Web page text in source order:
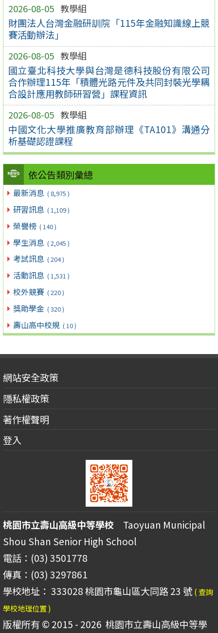
2026-08-05 教學組
財團法人台灣金融研訓院「115年金融知識線上競
賽活動辦法」
2026-08-05 教學組
國立臺北科技大學與台灣是德科技股份有限公司
合作辦理115年「積體光路元件及共同封裝光學耦
合設計應用教師研習營」課程資訊
2026-08-05 教學組
中國文化大學推廣教育部辦理《TA101》溝通分
析基礎認證課程
依公告類別彙總
最新消息 ( 8,975 )
研習訊息 ( 1,109 )
榮譽榜 ( 140 )
學生消息 ( 2,045 )
考試訊息 ( 204 )
活動訊息 ( 1,531 )
校外競賽 ( 220 )
獎助學金 ( 320 )
壽山高中校規 ( 10 )
網站安全政策
隱私權政策
著作權聲明
登入
桃園市立壽山高級中等學校 Taoyuan Municipal
Shou Shan Senior High School
電話：(03) 3501778
傳真：(03) 3297861
學校地址： 333028 桃園市龜山區大同路 23 號 ( 查詢
學校地理位置 )
版權所有 © 2015 - 2026 桃園市立壽山高級中等學